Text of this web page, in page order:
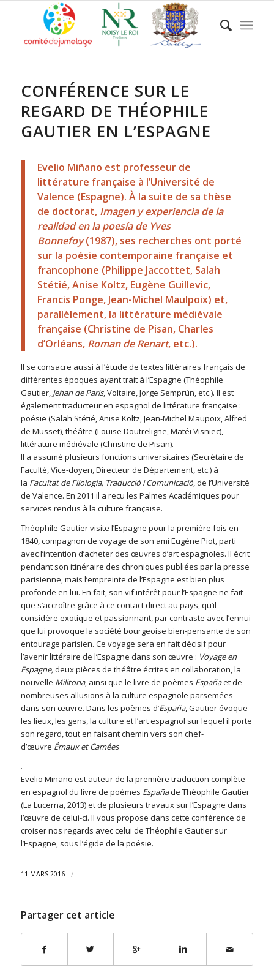
CONFÉRENCE SUR LE
REGARD DE THÉOPHILE
GAUTIER EN L’ESPAGNE
Evelio Miñano est professeur de
littérature française à l’Université de
Valence (Espagne). À la suite de sa thèse
de doctorat, Imagen y experiencia de la
realidad en la poesía de Yves
Bonnefoy(1987), ses recherches ont porté
sur la poésie contemporaine française et
francophone (Philippe Jaccottet, Salah
Stétié, Anise Koltz, Eugène Guillevic,
Francis Ponge, Jean-Michel Maulpoix) et,
parallèlement, la littérature médiévale
française (Christine de Pisan, Charles
d’Orléans, Roman de Renart, etc.).
Il se consacre aussi à l’étude de textes littéraires français de
différentes époques ayant trait à l’Espagne (Théophile
Gautier, Jehan de Paris, Voltaire, Jorge Semprún, etc.). Il est
également traducteur en espagnol de littérature française :
poésie (Salah Stétié, Anise Koltz, Jean-Michel Maupoix, Alfred
de Musset), théâtre (Louise Doutreligne, Matéi Visniec),
littérature médiévale (Christine de Pisan).
Il a assumé plusieurs fonctions universitaires (Secrétaire de
Faculté, Vice-doyen, Directeur de Département, etc.) à
la Facultat de Filologia, Traducció i Comunicació, de l’Université
de Valence. En 2011 il a reçu les Palmes Académiques pour
services rendus à la culture française.
Théophile Gautier visite l’Espagne pour la première fois en
1840, compagnon de voyage de son ami Eugène Piot, parti
avec l’intention d’acheter des œuvres d’art espagnoles. Il écrit
pendant son itinéraire des chroniques publiées par la presse
parisienne, mais l’empreinte de l’Espagne est bien plus
profonde en lui. En fait, son vif intérêt pour l’Espagne ne fait
que s’accroître grâce à ce contact direct au pays, qu’il
considère exotique et passionnant, par contraste avec l’ennui
que lui provoque la société bourgeoise bien-pensante de son
entourage parisien. Ce voyage sera en fait décisif pour
l’avenir littéraire de l’Espagne dans son œuvre : Voyage en
Espagne,deux pièces de théâtre écrites en collaboration, la
nouvelle Militona, ainsi que le livre de poèmes Españaet de
nombreuses allusions à la culture espagnole parsemées
dans son œuvre. Dans les poèmes d’España, Gautier évoque
les lieux, les gens, la culture et l’art espagnol sur lequel il porte
son regard, tout en faisant chemin vers son chef-
d’œuvre Émaux et Camées
.
Evelio Miñano est auteur de la première traduction complète
en espagnol du livre de poèmes Españade Théophile Gautier
(La Lucerna, 2013) et de plusieurs travaux sur l’Espagne dans
l’œuvre de celui-ci. Il vous propose dans cette conférence de
croiser nos regards avec celui de Théophile Gautier sur
l’Espagne, sous l’égide de la poésie.
11 MARS 2016 /
Partager cet article